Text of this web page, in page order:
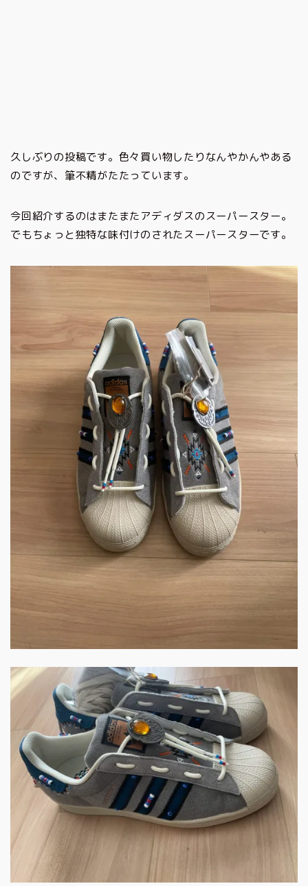
久しぶりの投稿です。色々買い物したりなんやかんやある
のですが、筆不精がたたっています。
今回紹介するのはまたまたアディダスのスーパースター。
でもちょっと独特な味付けのされたスーパースターです。